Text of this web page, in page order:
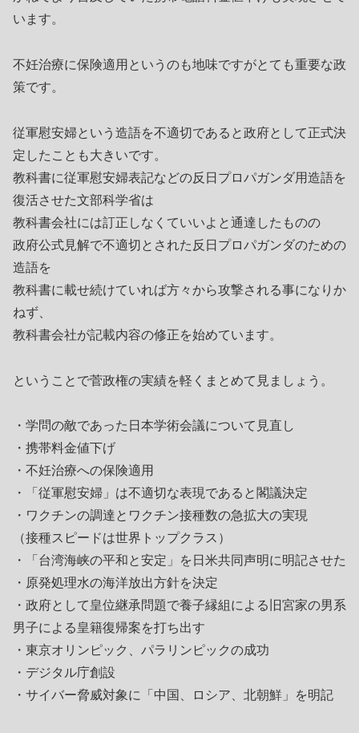
います。
不妊治療に保険適用というのも地味ですがとても重要な政
策です。
従軍慰安婦という造語を不適切であると政府として正式決
定したことも大きいです。
教科書に従軍慰安婦表記などの反日プロパガンダ用造語を
復活させた文部科学省は
教科書会社には訂正しなくていいよと通達したものの
政府公式見解で不適切とされた反日プロパガンダのための
造語を
教科書に載せ続けていれば方々から攻撃される事になりか
ねず、
教科書会社が記載内容の修正を始めています。
ということで菅政権の実績を軽くまとめて見ましょう。
・学問の敵であった日本学術会議について見直し
・携帯料金値下げ
・不妊治療への保険適用
・「従軍慰安婦」は不適切な表現であると閣議決定
・ワクチンの調達とワクチン接種数の急拡大の実現
（接種スピードは世界トップクラス）
・「台湾海峡の平和と安定」を日米共同声明に明記させた
・原発処理水の海洋放出方針を決定
・政府として皇位継承問題で養子縁組による旧宮家の男系
男子による皇籍復帰案を打ち出す
・東京オリンピック、パラリンピックの成功
・デジタル庁創設
・サイバー脅威対象に「中国、ロシア、北朝鮮」を明記